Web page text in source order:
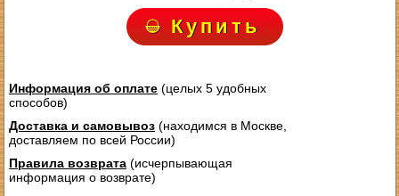
Купить
Информация об оплате(целых 5 удобных
способов)
Доставка и самовывоз(находимся в Москве,
доставляем по всей России)
Правила возврата(исчерпывающая
информация о возврате)